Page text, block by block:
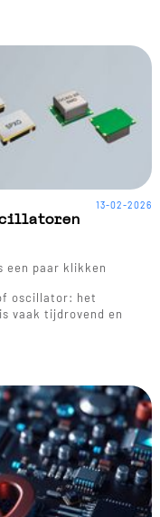
een paar klikken
oscillator: het
vaak tijdrovend en
13-02-2026